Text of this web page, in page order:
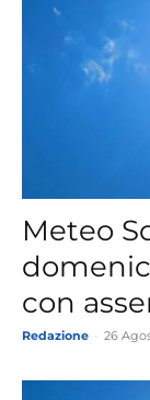
Meteo
con
Redazione 26